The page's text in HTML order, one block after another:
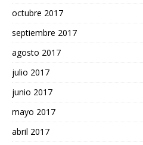
octubre 2017
septiembre 2017
agosto 2017
julio 2017
junio 2017
mayo 2017
abril 2017